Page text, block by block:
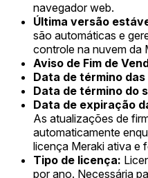
navegador web.
Última versão
são automáticas e
controle na nuvem da
Aviso de Fim de
Data de término
Data de término do
Data de expiração
As atualizações de
automaticamente
licença Meraki ativa e
Tipo de licença:
por ano. Necessária